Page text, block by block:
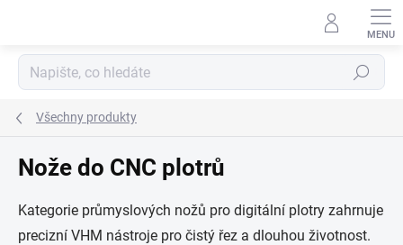
Hledat
Všechny produkty
Nože do CNC plotrů
Kategorie průmyslových nožů pro digitální plotry zahrnuje
precizní VHM nástroje pro čistý řez a dlouhou životnost.